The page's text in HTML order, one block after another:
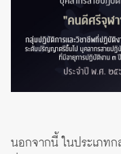
นอกจากนี้ ในประเภท